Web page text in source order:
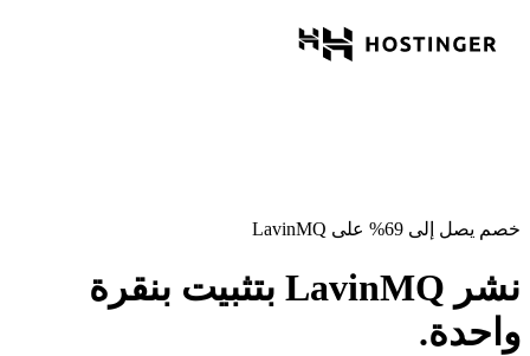
خصم يصل إلى 69% على LavinMQ
نشر LavinMQ بتثبيت بنقرة
واحدة.